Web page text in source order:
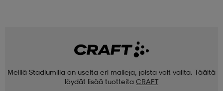
Meillä Stadiumilla on useita eri malleja, joista voit valita. Täältä